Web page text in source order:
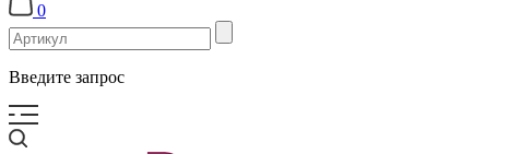
0
Введите запрос